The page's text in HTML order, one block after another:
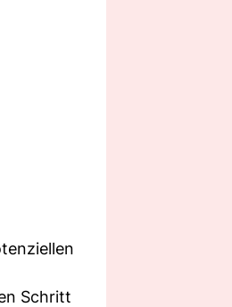
Schritt